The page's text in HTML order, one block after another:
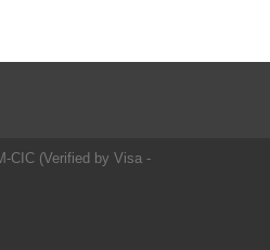
CIC (Verified by Visa -